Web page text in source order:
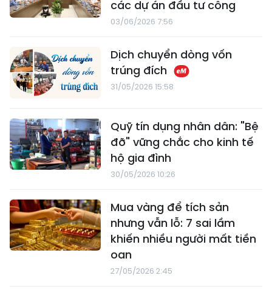
các dự án đầu tư công
03/06/2026 7:56
Dịch chuyển dòng vốn
trúng đích
31/05/2026 15:58
Quỹ tín dụng nhân dân: "Bệ
đỡ" vững chắc cho kinh tế
hộ gia đình
30/05/2026 10:26
Mua vàng để tích sản
nhưng vẫn lỗ: 7 sai lầm
khiến nhiều người mất tiền
oan
27/05/2026 2:45